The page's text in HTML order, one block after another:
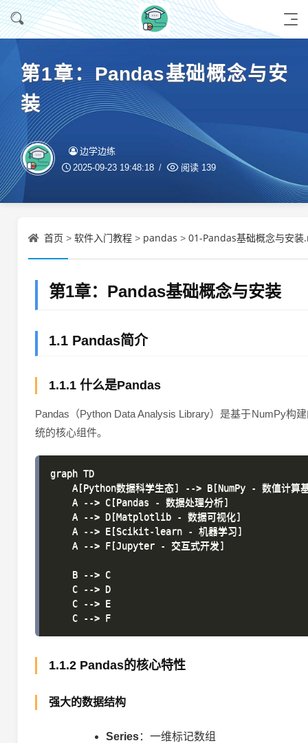
第1章：Pandas基础概念与安
装
边学边练
2025-09-23 19:48:18 阅读 139
首页 > 软件入门教程 > pandas > 01-Pandas基础概念与安装
第1章：Pandas基础概念与安装
1.1 Pandas简介
1.1.1 什么是Pandas
Pandas（Python Data Analysis Library）是基于NumPy构
统的核心组件。
graph TD
A[Python数据科学生态] --> B[NumPy - 数值计算
    A --> C[Pandas - 数据处理分析]
    A --> D[Matplotlib - 数据可视化]
    A --> E[Scikit-learn - 机器学习]
    A --> F[Jupyter - 交互式开发]
    B --> C
    C --> D
    C --> E
1.1.2 Pandas的核心特性
强大的数据结构
Series：一维标记数组